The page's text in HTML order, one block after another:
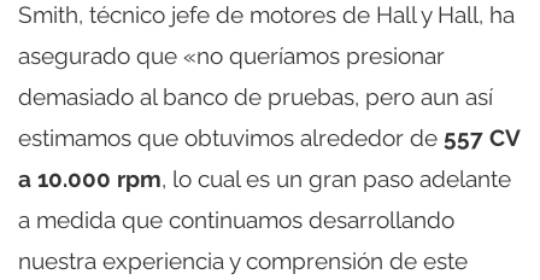
Smith, técnico jefe de motores de Hall y Hall, ha
asegurado que «no queríamos presionar
demasiado al banco de pruebas, pero aun así
estimamos que obtuvimos alrededor de 557 CV
a 10.000 rpm, lo cual es un gran paso adelante
a medida que continuamos desarrollando
nuestra experiencia y comprensión de este